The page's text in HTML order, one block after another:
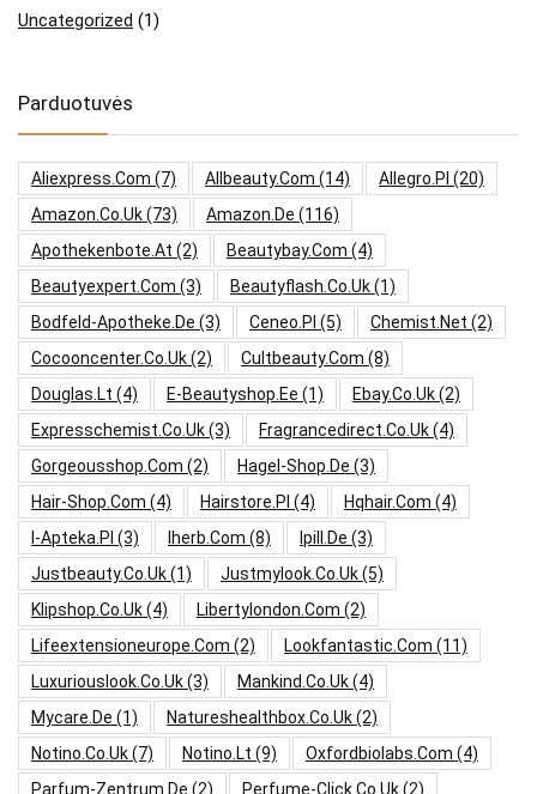
Uncategorized (1)
Parduotuvės
Aliexpress.com (7) Allbeauty.com (14) Allegro.pl (20)
Amazon.co.uk(73) Amazon.de (116)
Apothekenbote.at (2) Beautybay.com (4)
Beautyexpert.com (3) Beautyflash.co.uk(1)
Bodfeld-Apotheke.de (3) Ceneo.pl (5) Chemist.net (2)
Cocooncenter.co.uk(2) Cultbeauty.com (8)
Douglas.lt (4) E-Beautyshop.ee (1) Ebay.co.uk(2)
Expresschemist.co.uk(3) Fragrancedirect.co.uk(4)
Gorgeousshop.com (2) Hagel-Shop.de (3)
Hair-Shop.com (4) Hairstore.pl (4) Hqhair.com (4)
I-Apteka.pl (3) Iherb.com (8) Ipill.de (3)
Justbeauty.co.uk(1) Justmylook.co.uk(5)
Klipshop.co.uk(4) Libertylondon.com (2)
Lifeextensioneurope.com (2) Lookfantastic.com (11)
Luxuriouslook.co.uk(3) Mankind.co.uk(4)
Mycare.de (1) Natureshealthbox.co.uk(2)
Notino.co.uk(7) Notino.lt (9) Oxfordbiolabs.com (4)
Parfum-Zentrum.de (2) Perfume-Click.co.uk(2)